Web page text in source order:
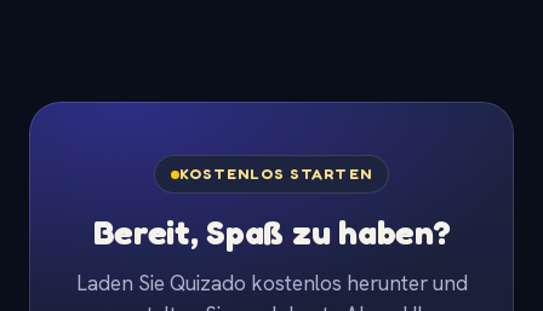
KOSTENLOS STARTEN
Bereit, Spaß zu haben?
Laden Sie Quizado kostenlos herunter und